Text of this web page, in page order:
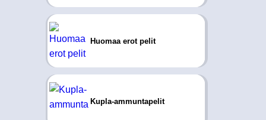
Huomaa erot pelit
Kupla-ammuntapelit